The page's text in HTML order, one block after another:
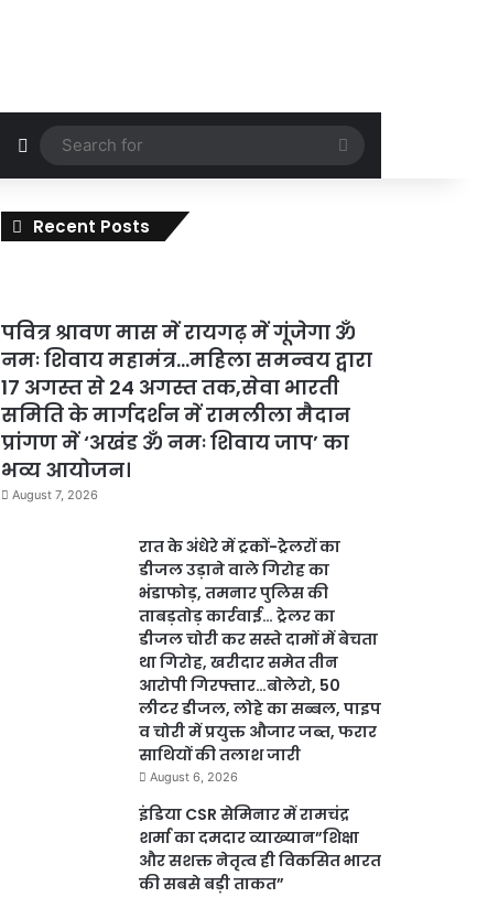
Random Article
Search
for
Recent Posts
पवित्र श्रावण मास में रायगढ़ में गूंजेगा ॐ
नमः शिवाय महामंत्र…महिला समन्वय द्वारा
17 अगस्त से 24 अगस्त तक,सेवा भारती
समिति के मार्गदर्शन में रामलीला मैदान
प्रांगण में ‘अखंड ॐ नमः शिवाय जाप’ का
भव्य आयोजन।
August 7, 2026
रात के अंधेरे में ट्रकों-ट्रेलरों का
डीजल उड़ाने वाले गिरोह का
भंडाफोड़, तमनार पुलिस की
ताबड़तोड़ कार्रवाई… ट्रेलर का
डीजल चोरी कर सस्ते दामों में बेचता
था गिरोह, खरीदार समेत तीन
आरोपी गिरफ्तार…बोलेरो, 50
लीटर डीजल, लोहे का सब्बल, पाइप
व चोरी में प्रयुक्त औजार जब्त, फरार
साथियों की तलाश जारी
August 6, 2026
इंडिया CSR सेमिनार में रामचंद्र
शर्मा का दमदार व्याख्यान”शिक्षा
और सशक्त नेतृत्व ही विकसित भारत
की सबसे बड़ी ताकत”